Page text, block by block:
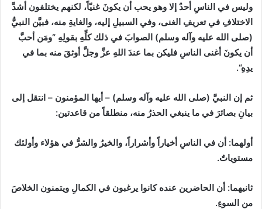
وليس في الناسِ أحدٌ إلا وهو يحب أن يكونَ غنيّاً، لكنهم يختلفون أشدَّ
الاختلافِ في تعريفِ الغنى، وفي السبيلِ إليه، والغايةِ منه، فبيَّن النبيُّ
(صلى الله عليه وآله وسلم) الصوابَ في ذلك كلِّهِ بقولِهِ “ومَن أحبَّ
أن يكونَ أغنى الناسِ فليكن بما عندَ اللهِ عزَّ وجلَّ أوثقَ منه بما في
يدِهِ“
.
ثم إن النبيَّ (صلى الله عليه وآله وسلم)
– أيها المؤمنون – انتقل إلى
بيانِ بصائرَ في ما ينبغي الحذرُ منه، منطلقاً من قاعدتين:
أولهما: أن في الناسِ أخياراً وأشراراً، والخيرُ والشرُّ في هؤلاء وأولئك
مستوياتٌ.
ثانيهما: أن الحاضرين عنده كانوا يرغبون في الكمالِ ويتمنون الخلاصَ
من السوءِ.